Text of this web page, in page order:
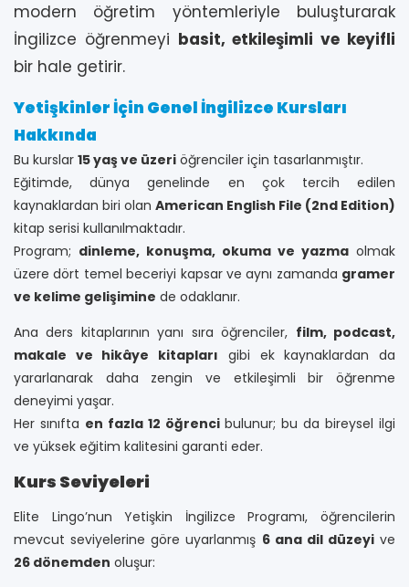
modern öğretim yöntemleriyle buluşturarak
İngilizce öğrenmeyi basit, etkileşimli ve keyifli
bir hale getirir.
Yetişkinler İçin Genel İngilizce Kursları
Hakkında
Bu kurslar 15 yaş ve üzeri öğrenciler için tasarlanmıştır.
Eğitimde, dünya genelinde en çok tercih edilen
kaynaklardan biri olan American English File (2nd Edition)
kitap serisi kullanılmaktadır.
Program; dinleme, konuşma, okuma ve yazma olmak
üzere dört temel beceriyi kapsar ve aynı zamanda gramer
ve kelime gelişimine de odaklanır.
Ana ders kitaplarının yanı sıra öğrenciler, film, podcast,
makale ve hikâye kitapları gibi ek kaynaklardan da
yararlanarak daha zengin ve etkileşimli bir öğrenme
deneyimi yaşar.
Her sınıfta en fazla 12 öğrencibulunur; bu da bireysel ilgi
ve yüksek eğitim kalitesini garanti eder.
Kurs Seviyeleri
Elite Lingo’nun Yetişkin İngilizce Programı, öğrencilerin
mevcut seviyelerine göre uyarlanmış 6 ana dil düzeyive
26 dönemden oluşur: